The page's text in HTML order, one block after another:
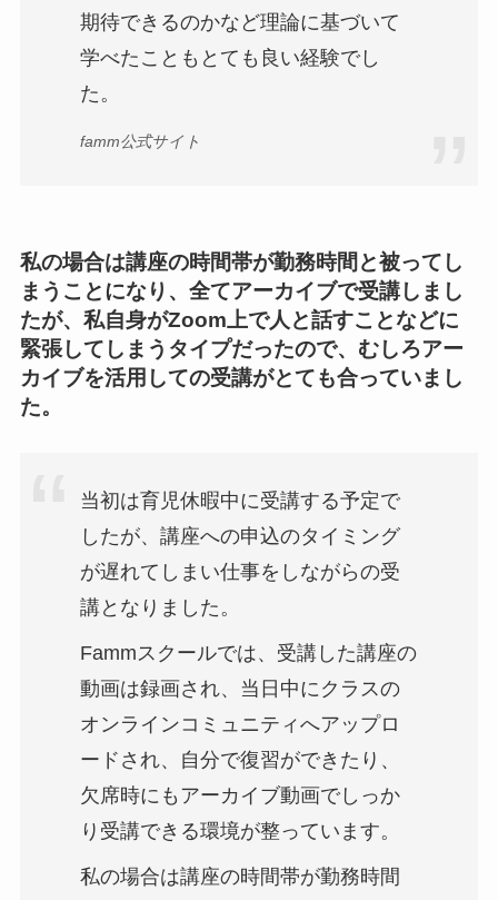
期待できるのかなど理論に基づいて
学べたこともとても良い経験でし
た。
famm公式サイト
私の場合は講座の時間帯が勤務時間と被ってし
まうことになり、全てアーカイブで受講しまし
たが、私自身がZoom上で人と話すことなどに
緊張してしまうタイプだったので、むしろアー
カイブを活用しての受講がとても合っていまし
た。
当初は育児休暇中に受講する予定で
したが、講座への申込のタイミング
が遅れてしまい仕事をしながらの受
講となりました。
Fammスクールでは、受講した講座の
動画は録画され、当日中にクラスの
オンラインコミュニティへアップロ
ードされ、自分で復習ができたり、
欠席時にもアーカイブ動画でしっか
り受講できる環境が整っています。
私の場合は講座の時間帯が勤務時間